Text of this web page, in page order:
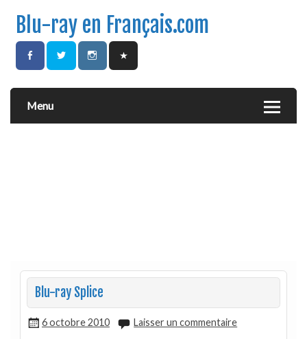
Blu-ray en Français.com
Menu
Blu-ray Splice
6 octobre 2010 Laisser un commentaire